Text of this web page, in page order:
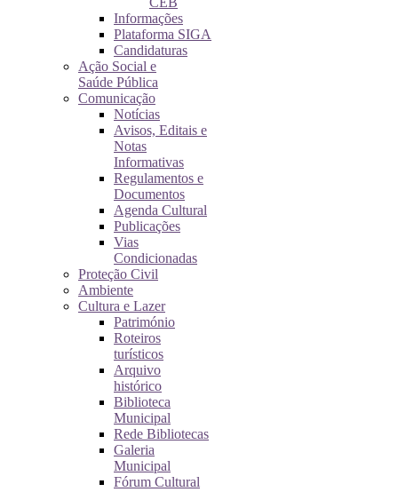
Informações
Plataforma SIGA
Candidaturas
Ação Social e
Saúde Pública
Comunicação
Notícias
Avisos, Editais e
Notas
Informativas
Regulamentos e
Documentos
Agenda Cultural
Publicações
Vias
Condicionadas
Proteção Civil
Ambiente
Cultura e Lazer
Património
Roteiros
turísticos
Arquivo
histórico
Biblioteca
Municipal
Rede Bibliotecas
Galeria
Municipal
Fórum Cultural